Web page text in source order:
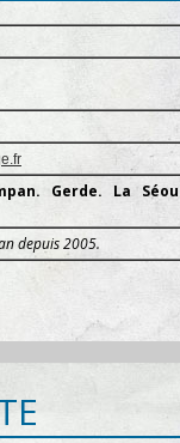
Gerde. La
depuis 2005.